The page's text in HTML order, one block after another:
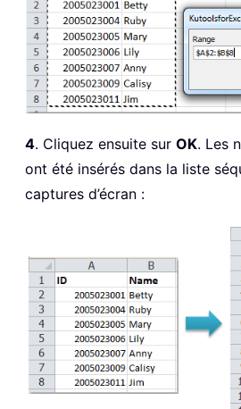
4. Cliquez ensuite sur OK. Les
ont été insérés dans la liste
captures d’écran :